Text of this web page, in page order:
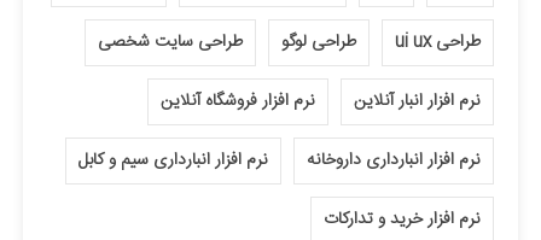
طراحی ui ux طراحی لوگو طراحی سایت شخصی
نرم افزار انبار آنلاین نرم افزار فروشگاه آنلاین
نرم افزار انبارداری داروخانه نرم افزار انبارداری سیم و کابل
نرم افزار خرید و تدارکات